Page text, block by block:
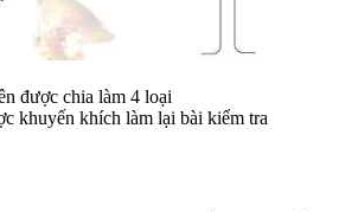
được chia làm 4 loại
khuyến khích làm lại bài kiểm tra